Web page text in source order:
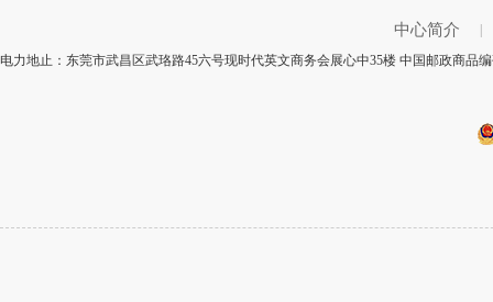
中心简介
电力地止：东莞市武昌区武珞路45六号现时代英文商务会展心中35楼 中国邮政商品